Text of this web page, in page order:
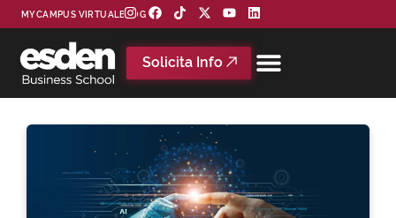
MYCAMPUS VIRTUAL BLOG
Solicita Info